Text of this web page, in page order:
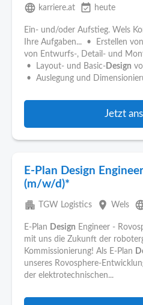
language karriere.at event_available heute
Ein- und/oder Aufstieg. Wels
Ihre Aufgaben... • Erstellen von
von Entwurfs-, Detail- und
• Layout- und Basic- Design
• Auslegung und
Jetzt
E-Plan Design
(m/w/d)*
apartment TGW Logistics place Wels
E-Plan Design Engineer -
mit uns die Zukunft der
Kommissionierung! Als E-Plan
unseres Rovosphere-
der elektrotechnischen...